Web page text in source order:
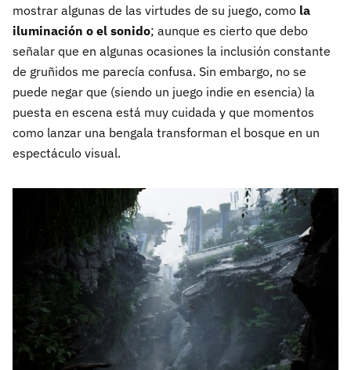
mostrar algunas de las virtudes de su juego, como la
iluminación o el sonido; aunque es cierto que debo
señalar que en algunas ocasiones la inclusión constante
de gruñidos me parecía confusa. Sin embargo, no se
puede negar que (siendo un juego indie en esencia) la
puesta en escena está muy cuidada y que momentos
como lanzar una bengala transforman el bosque en un
espectáculo visual.